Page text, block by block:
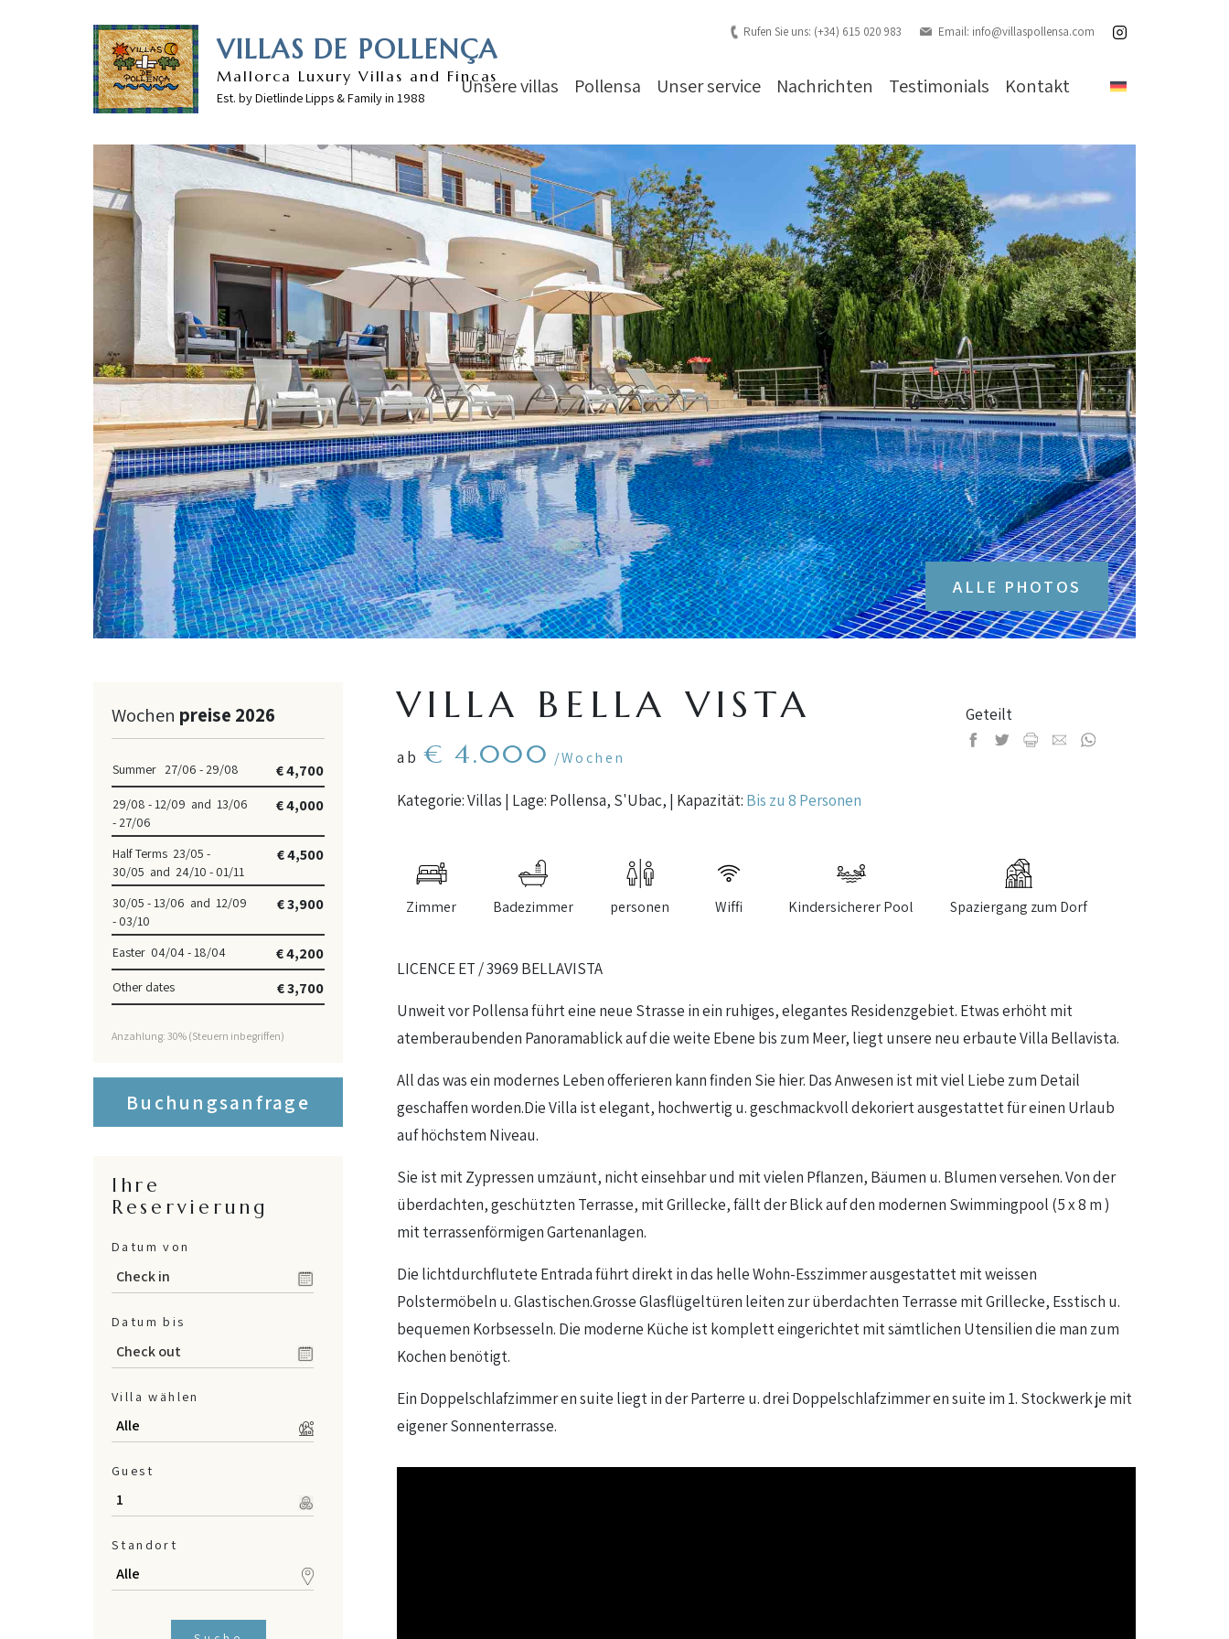
VILLAS DE POLLENÇA
Mallorca Luxury Villas and Fincas
Est. by Dietlinde Lipps & Family in 1988
Rufen Sie uns: (+34) 615 020 983 Email: info@villaspollensa.com
Unsere villas Pollensa Unser service Nachrichten Testimonials Kontakt
ALLE PHOTOS
Wochen preise 2026
Summer 27/06 - 29/08 € 4,700
29/08 - 12/09 and 13/06
- 27/06
€ 4,000
Half Terms 23/05 -
30/05 and 24/10 - 01/11
€ 4,500
30/05 - 13/06 and 12/09
- 03/10
€ 3,900
Easter 04/04 - 18/04 € 4,200
Other dates € 3,700
Anzahlung: 30% (Steuern inbegriffen)
Buchungsanfrage
Ihre
Reservierung
Datum von
Datum bis
Villa wählen
Guest
Standort
Geteilt
VILLA BELLA VISTA
ab € 4.000 /Wochen
Kategorie: Villas | Lage: Pollensa, S'Ubac, | Kapazität: Bis zu 8 Personen
Zimmer Badezimmer personen Wiffi Kindersicherer Pool Spaziergang zum Dorf
LICENCE ET / 3969 BELLAVISTA
Unweit vor Pollensa führt eine neue Strasse in ein ruhiges, elegantes Residenzgebiet. Etwas erhöht mit
atemberaubenden Panoramablick auf die weite Ebene bis zum Meer, liegt unsere neu erbaute Villa Bellavista.
All das was ein modernes Leben offerieren kann finden Sie hier. Das Anwesen ist mit viel Liebe zum Detail
geschaffen worden.Die Villa ist elegant, hochwertig u. geschmackvoll dekoriert ausgestattet für einen Urlaub
auf höchstem Niveau.
Sie ist mit Zypressen umzäunt, nicht einsehbar und mit vielen Pflanzen, Bäumen u. Blumen versehen. Von der
überdachten, geschützten Terrasse, mit Grillecke, fällt der Blick auf den modernen Swimmingpool (5 x 8 m )
mit terrassenförmigen Gartenanlagen.
Die lichtdurchflutete Entrada führt direkt in das helle Wohn-Esszimmer ausgestattet mit weissen
Polstermöbeln u. Glastischen.Grosse Glasflügeltüren leiten zur überdachten Terrasse mit Grillecke, Esstisch u.
bequemen Korbsesseln. Die moderne Küche ist komplett eingerichtet mit sämtlichen Utensilien die man zum
Kochen benötigt.
Ein Doppelschlafzimmer en suite liegt in der Parterre u. drei Doppelschlafzimmer en suite im 1. Stockwerk je mit
eigener Sonnenterrasse.